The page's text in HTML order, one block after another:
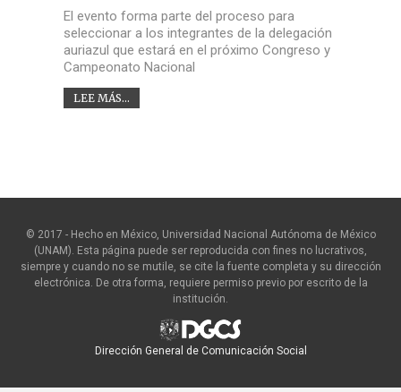
El evento forma parte del proceso para
seleccionar a los integrantes de la delegación
auriazul que estará en el próximo Congreso y
Campeonato Nacional
LEE MÁS...
© 2017 - Hecho en México, Universidad Nacional Autónoma de México
(UNAM). Esta página puede ser reproducida con fines no lucrativos,
siempre y cuando no se mutile, se cite la fuente completa y su dirección
electrónica. De otra forma, requiere permiso previo por escrito de la
institución.
Dirección General de Comunicación Social